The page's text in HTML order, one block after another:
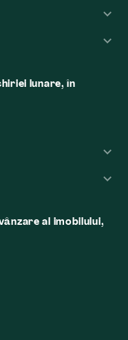
lunare, în
al imobilului,